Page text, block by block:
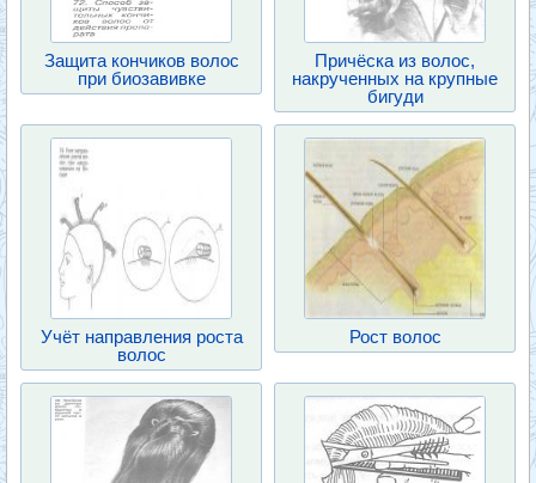
Защита кончиков волос
при биозавивке
Причёска из волос,
накрученных на крупные
бигуди
Учёт направления роста
волос
Рост волос